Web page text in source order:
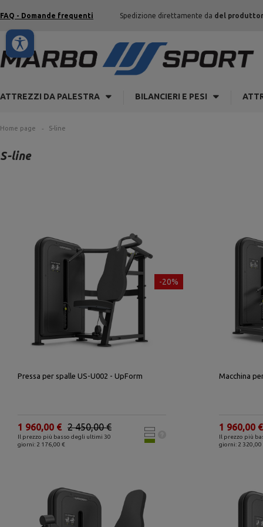
FAQ - Domande frequenti Spedizione direttamente da del
ATTREZZI DA PALESTRA BILANCIERI E PESI
Home page S-line
S-line
-20%
Pressa per spalle US-U002 - UpForm
Il prezzo più basso degli ultimi 30
giorni: 2 176,00 €
2 450,00 €
1 960,00 €
Macchina
Il prezzo più
giorni: 2 320,00
1 960,00 €